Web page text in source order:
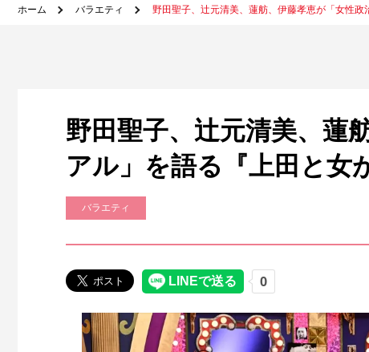
ホーム バラエティ 野田聖子、辻元清美、蓮舫、伊藤孝恵が「女性政
野田聖子、辻元清美、蓮
アル」を語る『上田と女
バラエティ